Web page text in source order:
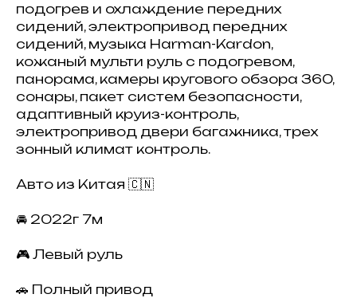
подогрев и охлаждение передних
сидений, электропривод передних
сидений, музыка Harman-Kardon,
кожаный мульти руль с подогревом,
панорама, камеры кругового обзора 360,
сонары, пакет систем безопасности,
адаптивный круиз-контроль,
электропривод двери багажника, трех
зонный климат контроль.
Авто из Китая 🇨🇳
🚘 2022г 7м
🎮 Левый руль
🚗 Полный привод